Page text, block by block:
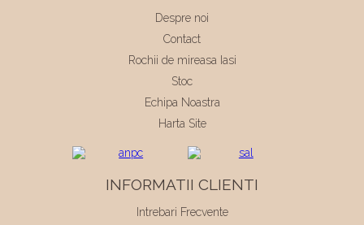
Despre noi
Contact
Rochii de mireasa Iasi
Stoc
Echipa Noastra
Harta Site
INFORMATII CLIENTI
Intrebari Frecvente